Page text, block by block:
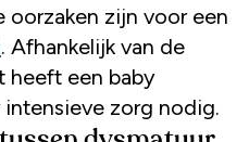
oorzaken zijn voor een
. Afhankelijk van de
heeft een baby
zorg nodig.